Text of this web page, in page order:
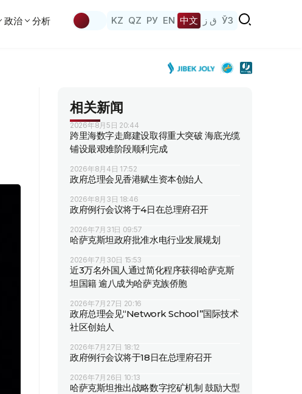
政治 分析 KZ QZ РУ EN 中文 ق ز ЎЗ
相关新闻
2026年8月5日 20:44
跨里海数字走廊建设取得重大突破 海底光缆
铺设最艰难阶段顺利完成
2026年8月4日 17:52
政府总理会见香港赋生资本创始人
2026年8月3日 18:46
政府例行会议将于4日在总理府召开
2026年7月31日 09:57
哈萨克斯坦政府批准水电行业发展规划
2026年7月30日 15:53
近3万名外国人通过简化程序获得哈萨克斯
坦国籍 逾八成为哈萨克族侨胞
2026年7月27日 20:16
政府总理会见“Network School”国际技术
社区创始人
2026年7月27日 18:12
政府例行会议将于18日在总理府召开
2026年7月26日 10:13
哈萨克斯坦推出战略数字挖矿机制 鼓励大型